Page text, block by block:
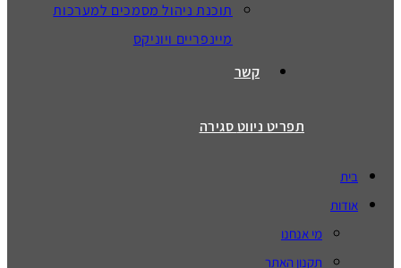
תוכנת ניהול מסמכים למערכות
מיינפריים ויוניקס
קשר
תפריט ניווטסגירה
בית
אודות
מי אנחנו
תקנון האתר